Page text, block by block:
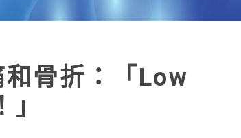
骨折：「Low